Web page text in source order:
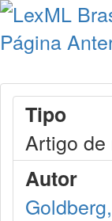
Página
Tipo
Artigo
Autor